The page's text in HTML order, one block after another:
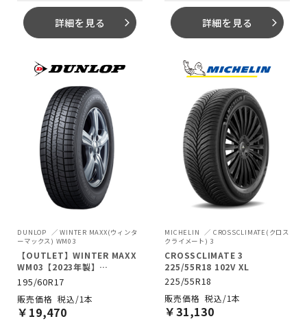
詳細を見る arrow_forward_ios 詳細を見る arrow_forward_ios
DUNLOP
WINTER MAXX(ウィンタ
ーマックス) WM03
【OUTLET】WINTER MAXX
WM03【2023年製】
195/60R17 90H
195/60R17
税込/1本
￥ 19,470
MICHELIN
CROSSCLIMATE(クロス
クライメート) 3
CROSSCLIMATE 3
225/55R18 102V XL
225/55R18
税込/1本
￥31,130